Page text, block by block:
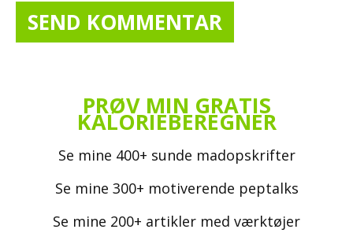
PRØV MIN GRATIS
KALORIEBEREGNER
Se mine 400+ sunde madopskrifter
Se mine 300+ motiverende peptalks
Se mine 200+ artikler med værktøjer